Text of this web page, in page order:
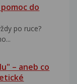
do
po ruce?
– aneb co